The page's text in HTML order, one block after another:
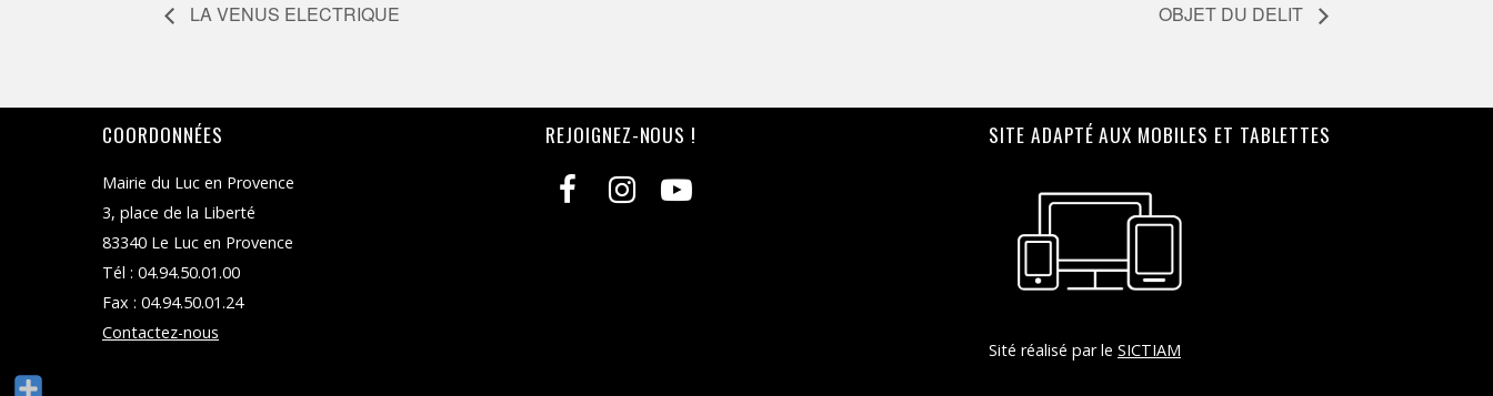
LA VENUS ELECTRIQUE OBJET DU DELIT
COORDONNÉES
Mairie du Luc en Provence
3, place de la Liberté
83340 Le Luc en Provence
Tél : 04.94.50.01.00
Fax : 04.94.50.01.24
Contactez-nous
REJOIGNEZ-NOUS ! SITE ADAPTÉ AUX MOBILES ET TABLETTES
Sité réalisé par leSICTIAM